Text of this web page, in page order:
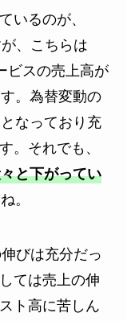
いるのが、
、こちらは
ビスの売上高が
。為替変動の
なっており充
。それでも、
と下がってい
。
びは充分だっ
ては売上の伸
ト高に苦しん